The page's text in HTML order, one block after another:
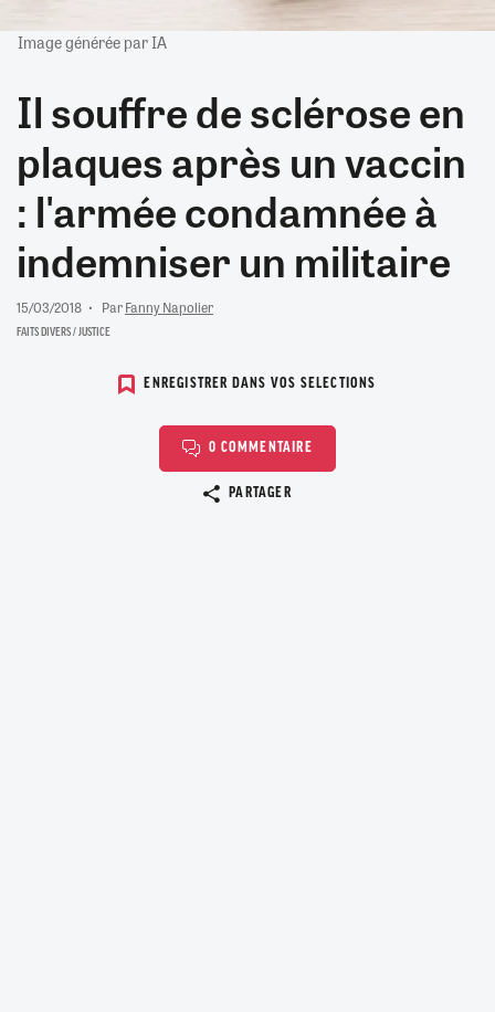
Image générée par IA
Il souffre de sclérose en
plaques après un vaccin
: l'armée condamnée à
indemniser un militaire
15/03/2018 ParFanny Napolier
FAITS DIVERS / JUSTICE
ENREGISTRER DANS VOS SELECTIONS
0 COMMENTAIRE
PARTAGER